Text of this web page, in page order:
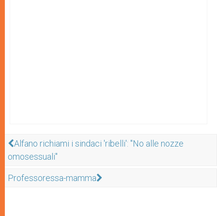
Alfano richiami i sindaci 'ribelli': "No alle nozze
omosessuali"
Professoressa-mamma